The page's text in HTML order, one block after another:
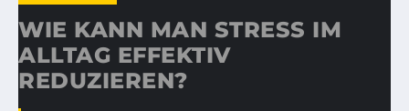
WIE KANN MAN STRESS IM
ALLTAG EFFEKTIV
REDUZIEREN?